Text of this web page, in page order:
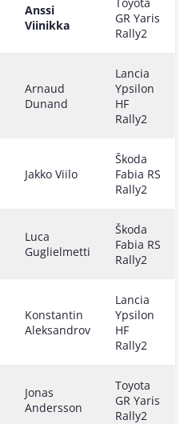
Anssi
Viinikka
GR Yaris
Rally2
Arnaud
Dunand
Lancia
Ypsilon
HF
Rally2
Jakko Viilo
Škoda
Fabia RS
Rally2
Luca
Guglielmetti
Škoda
Fabia RS
Rally2
Konstantin
Aleksandrov
Lancia
Ypsilon
HF
Rally2
Jonas
Andersson
Toyota
GR Yaris
Rally2